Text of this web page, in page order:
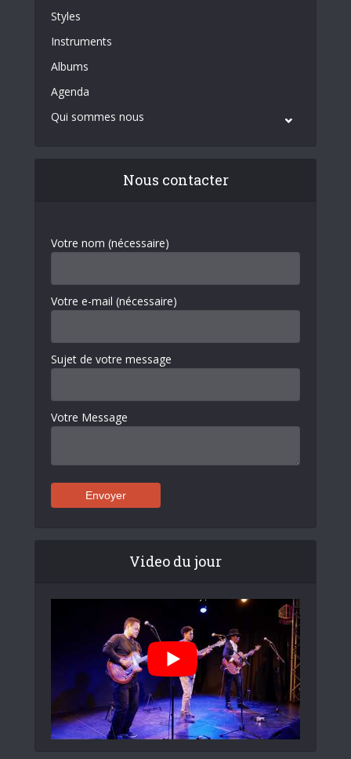
Styles
Instruments
Albums
Agenda
Qui sommes nous
Nous contacter
Votre nom (nécessaire)
Votre e-mail (nécessaire)
Sujet de votre message
Votre Message
Video du jour